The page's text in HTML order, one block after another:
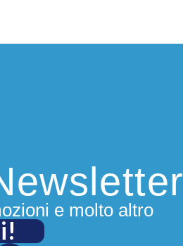
e molto altro